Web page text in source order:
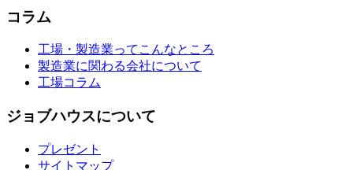
コラム
工場・製造業ってこんなところ
製造業に関わる会社について
工場コラム
ジョブハウスについて
プレゼント
サイトマップ